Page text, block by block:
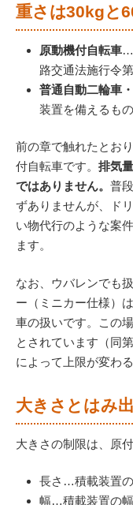
重さは30kgと
原動機付自転車…
路交通法施行令
普通自動二輪車
装置を備えるも
前の章で触れたとお
付自転車です。 排気
ではありません。 普
ずありませんが、ド
い物代行のような案
ます。
なお、ウバレンでも
ー（ミニカー仕様）
車の扱いです。この
とされています（同
によって上限が変わ
大きさとはみ
大きさの制限は、原
長さ…積載装置
幅…積載装置の